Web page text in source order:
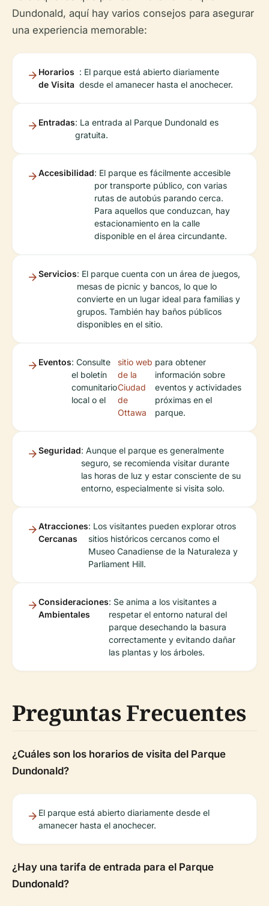
Dundonald, aquí hay varios consejos para asegurar
una experiencia memorable:
Horarios
de Visita
: El parque está abierto diariamente
desde el amanecer hasta el anochecer.
Entradas: La entrada al Parque Dundonald es
gratuita.
Accesibilidad: El parque es fácilmente accesible
por transporte público, con varias
rutas de autobús parando cerca.
Para aquellos que conduzcan, hay
estacionamiento en la calle
disponible en el área circundante.
Servicios: El parque cuenta con un área de juegos,
mesas de picnic y bancos, lo que lo
convierte en un lugar ideal para familias y
grupos. También hay baños públicos
disponibles en el sitio.
Eventos: Consulte
el boletín
comunitario
local o el
sitio web
de la
Ciudad
de
Ottawa
para obtener
información sobre
eventos y actividades
próximas en el
parque.
Seguridad: Aunque el parque es generalmente
seguro, se recomienda visitar durante
las horas de luz y estar consciente de su
entorno, especialmente si visita solo.
Atracciones
Cercanas
: Los visitantes pueden explorar otros
sitios históricos cercanos como el
Museo Canadiense de la Naturaleza y
Parliament Hill.
Consideraciones
Ambientales
: Se anima a los visitantes a
respetar el entorno natural del
parque desechando la basura
correctamente y evitando dañar
las plantas y los árboles.
Preguntas Frecuentes
¿Cuáles son los horarios de visita del Parque
Dundonald?
El parque está abierto diariamente desde el
amanecer hasta el anochecer.
¿Hay una tarifa de entrada para el Parque
Dundonald?